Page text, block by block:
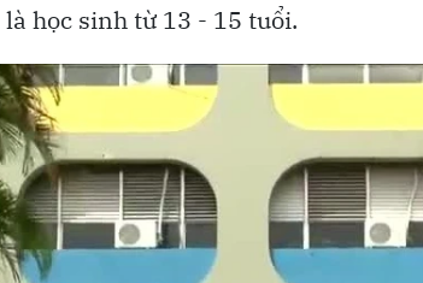
học sinh từ 13 - 15 tuổi.